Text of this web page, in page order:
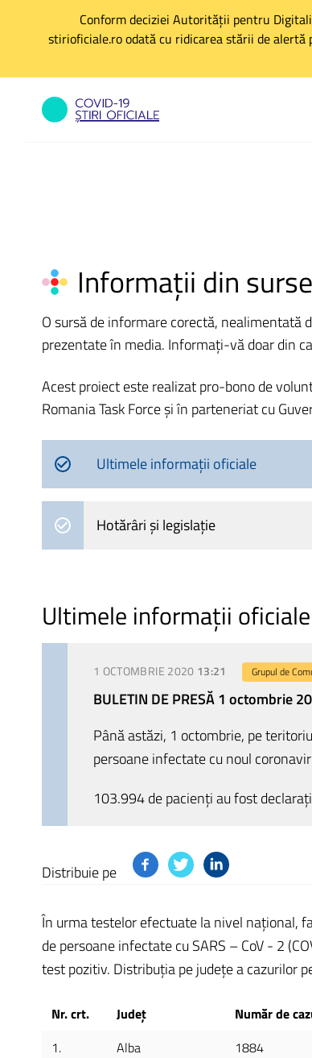
Conform deciziei Autorității pentru
stirioficiale.ro odată cu ridicarea stării de
Informații din
O sursă de informare corectă, nealimentată
prezentate în media. Informați-vă doar din
Acest proiect este realizat pro-bono de
Romania Task Force și în parteneriat cu
Ultimele informații oficiale
Hotărâri și legislație
Ultimele informații oficiale
1 OCTOMBRIE 2020 13:21 Grupul de
BULETIN DE PRESĂ 1 octombrie
Până astăzi, 1 octombrie, pe
persoane infectate cu noul
103.994 de pacienți au fost
Distribuie pe
În urma testelor efectuate la nivel național,
de persoane infectate cu SARS – CoV - 2
test pozitiv. Distribuția pe județe a cazurilor
Nr. crt. Județ Număr de
1.
Alba 1884